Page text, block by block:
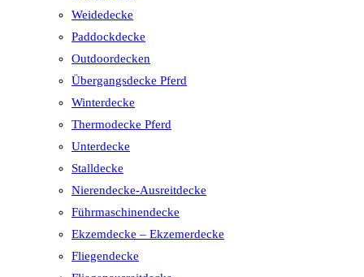
Weidedecke
Paddockdecke
Outdoordecken
Übergangsdecke Pferd
Winterdecke
Thermodecke Pferd
Unterdecke
Stalldecke
Nierendecke-Ausreitdecke
Führmaschinendecke
Ekzemdecke – Ekzemerdecke
Fliegendecke